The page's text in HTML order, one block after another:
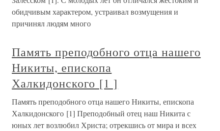
обидчивым характером, устраивал возмущения и
причинял людям много
Память преподобного отца нашего
Никиты, епископа
Халкидонского [1 ]
Память преподобного отца нашего Никиты, епископа
Халкидонского [1] Преподобный отец наш Никита с
юных лет возлюбил Христа; отрекшись от мира и всех